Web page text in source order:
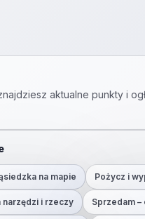
aktualne punkty i
na mapie Pożycz i
narzędzi i rzeczy Sprzedam –